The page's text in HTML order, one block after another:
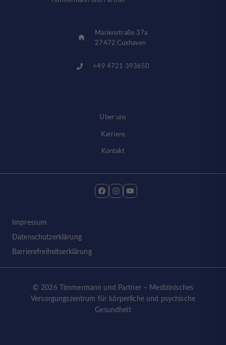
Marienstraße 37a
27472 Cuxhaven
+49 4721 393650
Über uns
Karriere
Kontakt
Impressum
Datenschutzerklärung
Barrierefreiheitserklärung
© 2026 Timmermann und Partner – Medizinisches
Versorgungszentrum für körperliche und psychische
Gesundheit